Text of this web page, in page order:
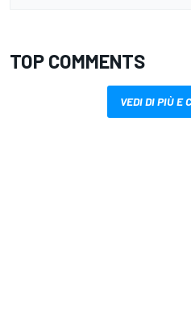
TOP COMMENTS
VEDI DI PIÙ E